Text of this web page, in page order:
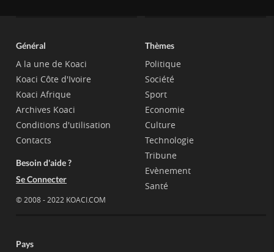
Général
A la une de Koaci
Koaci Côte d'Ivoire
Koaci Afrique
Archives Koaci
Conditions d'utilisation
Contacts
Besoin d'aide ?
Se Connecter
© 2008 - 2022 KOACI.COM
Thèmes
Politique
Société
Sport
Economie
Culture
Technologie
Tribune
Evènement
Santé
Pays